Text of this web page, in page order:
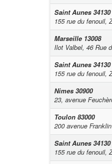
Saint Aunes 34130
155 rue du fenouil,
Marseille 13008
Ilot Valbel, 46 Rue
Saint Aunes 34130
155 rue du fenouil,
Nimes 30900
23, avenue
Toulon 83000
200 avenue
Saint Aunes 34130
155 rue du fenouil,